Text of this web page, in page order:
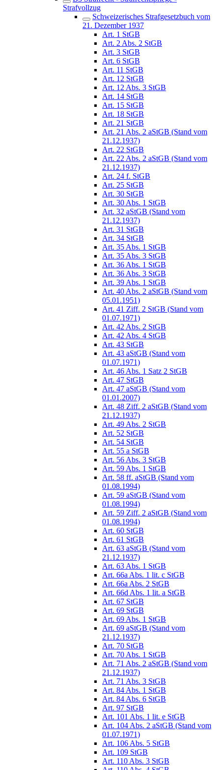
Strafvollzug
Schweizerisches Strafgesetzbuch vom
21. Dezember 1937
Art. 1 StGB
Art. 2 Abs. 2 StGB
Art. 3 StGB
Art. 6 StGB
Art. 11 StGB
Art. 12 StGB
Art. 12 Abs. 3 StGB
Art. 14 StGB
Art. 15 StGB
Art. 18 StGB
Art. 21 StGB
Art. 21 Abs. 2 aStGB (Stand vom
21.12.1937)
Art. 22 StGB
Art. 22 Abs. 2 aStGB (Stand vom
21.12.1937)
Art. 24 f. StGB
Art. 25 StGB
Art. 30 StGB
Art. 30 Abs. 1 StGB
Art. 32 aStGB (Stand vom
21.12.1937)
Art. 31 StGB
Art. 34 StGB
Art. 35 Abs. 1 StGB
Art. 35 Abs. 3 StGB
Art. 36 Abs. 1 StGB
Art. 36 Abs. 3 StGB
Art. 39 Abs. 1 StGB
Art. 40 Abs. 2 aStGB (Stand vom
05.01.1951)
Art. 41 Ziff. 2 StGB (Stand vom
01.07.1971)
Art. 42 Abs. 2 StGB
Art. 42 Abs. 4 StGB
Art. 43 StGB
Art. 43 aStGB (Stand vom
01.07.1971)
Art. 46 Abs. 1 Satz 2 StGB
Art. 47 StGB
Art. 47 aStGB (Stand vom
01.01.2007)
Art. 48 Ziff. 2 aStGB (Stand vom
21.12.1937)
Art. 49 Abs. 2 StGB
Art. 52 StGB
Art. 54 StGB
Art. 55 a StGB
Art. 56 Abs. 3 StGB
Art. 59 Abs. 1 StGB
Art. 58 ff. aStGB (Stand vom
01.08.1994)
Art. 59 aStGB (Stand vom
01.08.1994)
Art. 59 Ziff. 2 aStGB (Stand vom
01.08.1994)
Art. 60 StGB
Art. 61 StGB
Art. 63 aStGB (Stand vom
21.12.1937)
Art. 63 Abs. 1 StGB
Art. 66a Abs. 1 lit. c StGB
Art. 66a Abs. 2 StGB
Art. 66d Abs. 1 lit. a StGB
Art. 67 StGB
Art. 69 StGB
Art. 69 Abs. 1 StGB
Art. 69 aStGB (Stand vom
21.12.1937)
Art. 70 StGB
Art. 70 Abs. 1 StGB
Art. 71 Abs. 2 aStGB (Stand vom
21.12.1937)
Art. 71 Abs. 3 StGB
Art. 84 Abs. 1 StGB
Art. 84 Abs. 6 StGB
Art. 97 StGB
Art. 101 Abs. 1 lit. e StGB
Art. 104 Abs. 2 aStGB (Stand vom
01.07.1971)
Art. 106 Abs. 5 StGB
Art. 109 StGB
Art. 110 Abs. 3 StGB